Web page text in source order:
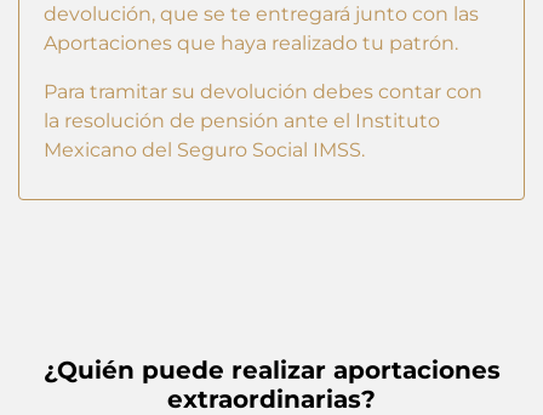
devolución, que se te entregará junto con las
Aportaciones que haya realizado tu patrón.
Para tramitar su devolución debes contar con
la resolución de pensión ante el Instituto
Mexicano del Seguro Social IMSS.
¿Quién puede realizar aportaciones
extraordinarias?